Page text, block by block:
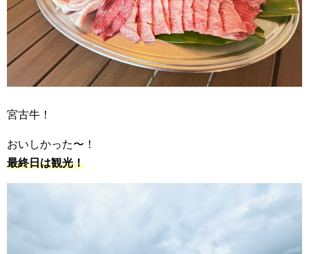
宮古牛！
おいしかった〜！
最終日は観光！